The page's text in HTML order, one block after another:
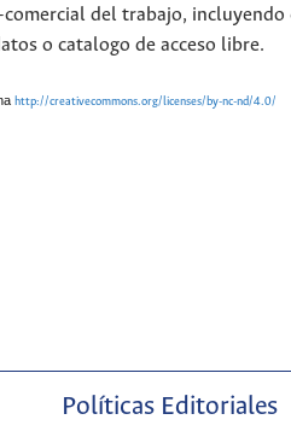
del trabajo, incluyendo
o catalogo de acceso libre.
http://creativecommons.org/licenses/by-nc-nd/4.0/
Políticas Editoriales